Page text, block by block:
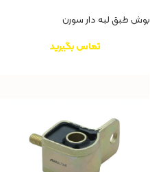
بوش طبق لبه دار سورن
تماس بگیرید